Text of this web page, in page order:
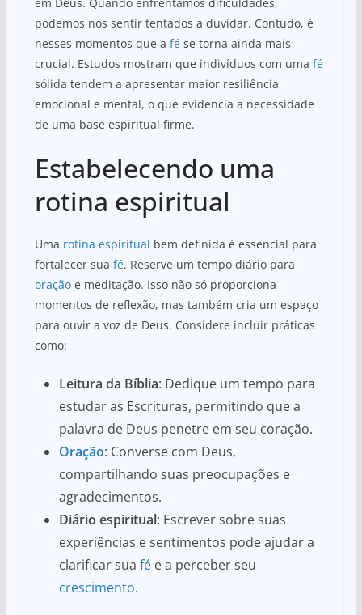
podemos nos sentir tentados a duvidar. Contudo, é
nesses momentos que a fése torna ainda mais
crucial. Estudos mostram que indivíduos com uma fé
sólida tendem a apresentar maior resiliência
emocional e mental, o que evidencia a necessidade
de uma base espiritual firme.
Estabelecendo uma
rotina espiritual
Uma rotina espiritual bem definida é essencial para
fortalecer sua fé. Reserve um tempo diário para
oraçãoe meditação. Isso não só proporciona
momentos de reflexão, mas também cria um espaço
para ouvir a voz de Deus. Considere incluir práticas
como:
Leitura da Bíblia: Dedique um tempo para
estudar as Escrituras, permitindo que a
palavra de Deus penetre em seu coração.
Oração: Converse com Deus,
compartilhando suas preocupações e
agradecimentos.
Diário espiritual: Escrever sobre suas
experiências e sentimentos pode ajudar a
clarificar sua fée a perceber seu
crescimento.